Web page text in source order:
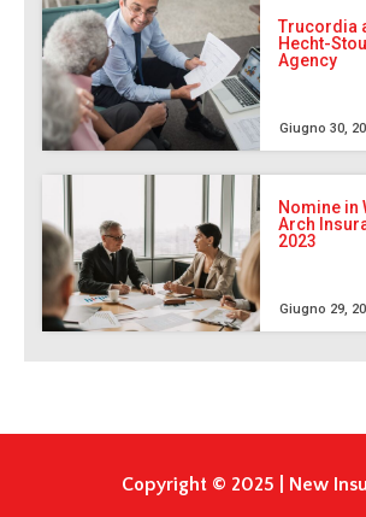
Trucordia
Hecht-
Agency
Giugno 30,
Nomine in
Arch
2023
Giugno 29,
Copyright © 2025 | New